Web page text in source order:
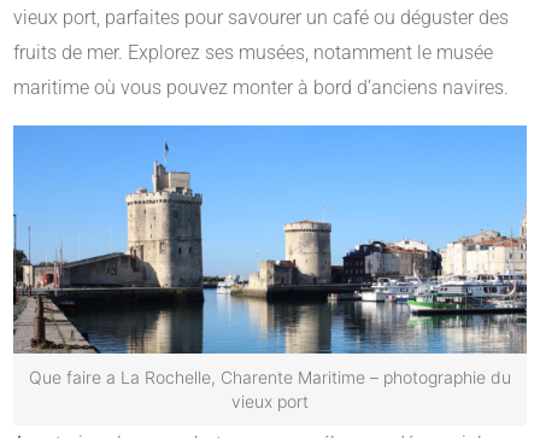
vieux port, parfaites pour savourer un café ou déguster des
fruits de mer. Explorez ses musées, notamment le musée
maritime où vous pouvez monter à bord d’anciens navires.
Que faire a La Rochelle, Charente Maritime – photographie du
vieux port